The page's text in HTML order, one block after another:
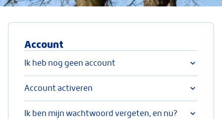
Account
Ik heb nog geen account
Account activeren
Ik ben mijn wachtwoord vergeten, en nu?